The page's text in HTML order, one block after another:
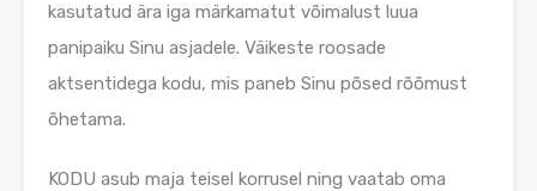
kasutatud ära iga märkamatut võimalust luua
panipaiku Sinu asjadele. Väikeste roosade
aktsentidega kodu, mis paneb Sinu põsed rõõmust
õhetama.
KODU asub maja teisel korrusel ning vaatab oma